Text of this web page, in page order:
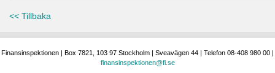
<< Tillbaka
Finansinspektionen | Box 7821, 103 97 Stockholm | Sveavägen 44 | Telefon 08-408 980 00 |
finansinspektionen@fi.se